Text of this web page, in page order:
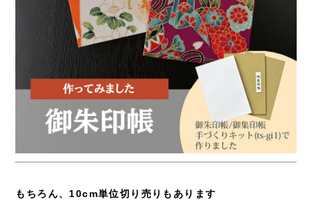
もちろん、10cm単位切り売りもあります